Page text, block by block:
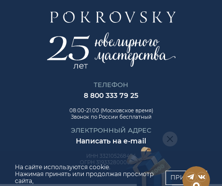
ТЕЛЕФОН
8 800 333 79 25
08:00-21:00 (Московское время)
Звонок по России бесплатный
ЭЛЕКТРОННЫЙ АДРЕС
Написать на e-mail
ИНН 332105268454
ОГРН 319332800006992
На сайте используются cookie.
Нажимая принять или продолжая просмотр
сайта,
ПРИНЯТЬ